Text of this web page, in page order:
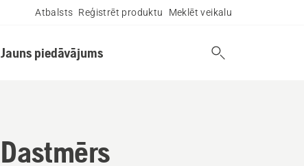
Atbalsts Reģistrēt produktu Meklēt veikalu
Jauns piedāvājums
Dastmērs